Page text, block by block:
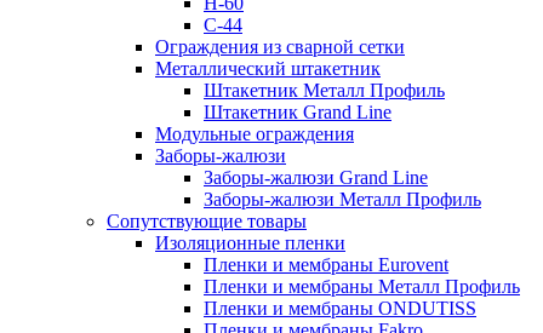
С-44
Ограждения из сварной сетки
Металлический штакетник
Штакетник Металл Профиль
Штакетник Grand Line
Модульные ограждения
Заборы-жалюзи
Заборы-жалюзи Grand Line
Заборы-жалюзи Металл Профиль
Сопутствующие товары
Изоляционные пленки
Пленки и мембраны Eurovent
Пленки и мембраны Металл Профиль
Пленки и мембраны ONDUTISS